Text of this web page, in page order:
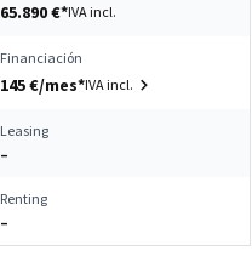
65.890 €*IVA incl.
Financiación
145 €/mes*IVA incl.
Leasing
–
Renting
–